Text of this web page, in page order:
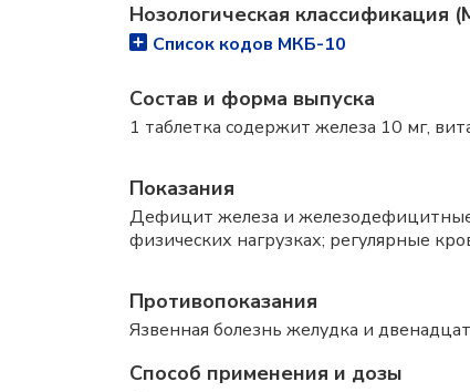
Нозологическая классификация
Список кодов МКБ-10
Состав и форма выпуска
1 таблетка содержит железа 10 мг,
Показания
Дефицит железа и железодефицитные
физических нагрузках; регулярные
Противопоказания
Язвенная болезнь желудка и
Способ применения и дозы